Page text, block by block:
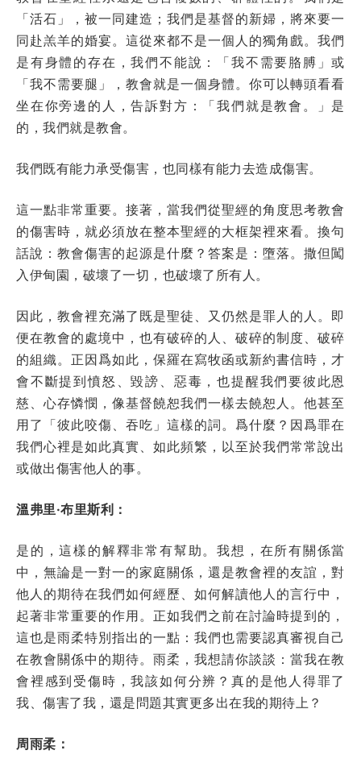
「活石」，被一同建造；我們是基督的新婦，將來要一
同赴羔羊的婚宴。這從來都不是一個人的獨角戲。我們
是有身體的存在，我們不能說：「我不需要胳膊」或
「我不需要腿」，教會就是一個身體。你可以轉頭看看
坐在你旁邊的人，告訴對方：「我們就是教會。」是
的，我們就是教會。
我們既有能力承受傷害，也同樣有能力去造成傷害。
這一點非常重要。接著，當我們從聖經的角度思考教會
的傷害時，就必須放在整本聖經的大框架裡來看。換句
話說：教會傷害的起源是什麼？答案是：墮落。撒但闖
入伊甸園，破壞了一切，也破壞了所有人。
因此，教會裡充滿了既是聖徒、又仍然是罪人的人。即
便在教會的處境中，也有破碎的人、破碎的制度、破碎
的組織。正因爲如此，保羅在寫牧函或新約書信時，才
會不斷提到憤怒、毀謗、惡毒，也提醒我們要彼此恩
慈、心存憐憫，像基督饒恕我們一樣去饒恕人。他甚至
用了「彼此咬傷、吞吃」這樣的詞。爲什麼？因爲罪在
我們心裡是如此真實、如此頻繁，以至於我們常常說出
或做出傷害他人的事。
溫弗里·布里斯利：
是的，這樣的解釋非常有幫助。我想，在所有關係當
中，無論是一對一的家庭關係，還是教會裡的友誼，對
他人的期待在我們如何經歷、如何解讀他人的言行中，
起著非常重要的作用。正如我們之前在討論時提到的，
這也是雨柔特別指出的一點：我們也需要認真審視自己
在教會關係中的期待。雨柔，我想請你談談：當我在教
會裡感到受傷時，我該如何分辨？真的是他人得罪了
我、傷害了我，還是問題其實更多出在我的期待上？
周雨柔：